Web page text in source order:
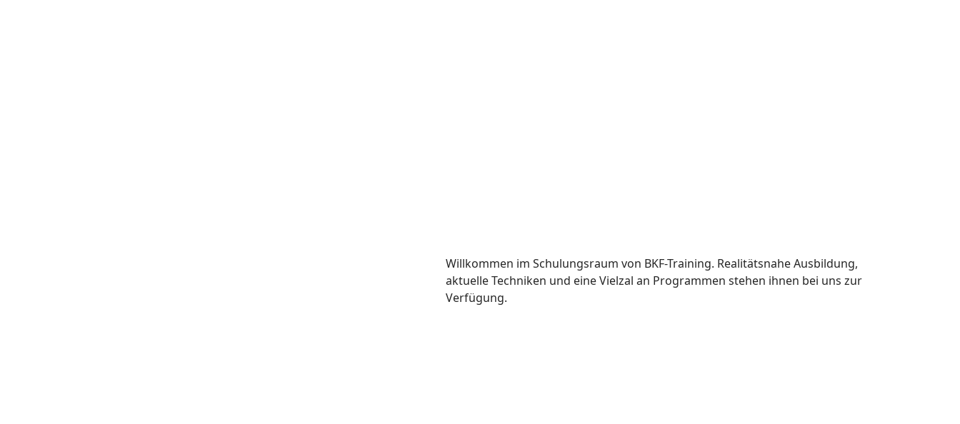
Willkommen im Schulungsraum von BKF-Training. Realitätsnahe Ausbildung,
aktuelle Techniken und eine Vielzal an Programmen stehen ihnen bei uns zur
Verfügung.